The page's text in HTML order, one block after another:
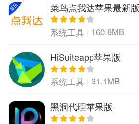
菜鸟点我达苹果最新版
系统工具 160.8MB
HiSuiteapp苹果版
系统工具 31.1MB
黑洞代理苹果版